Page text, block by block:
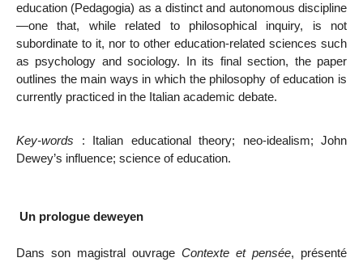
education (Pedagogia) as a distinct and autonomous discipline
—one that, while related to philosophical inquiry, is not
subordinate to it, nor to other education-related sciences such
as psychology and sociology. In its final section, the paper
outlines the main ways in which the philosophy of education is
currently practiced in the Italian academic debate.
Key-words : Italian educational theory; neo-idealism; John
Dewey’s influence; science of education.
Un prologue deweyen
Dans son magistral ouvrage Contexte et pensée, présenté